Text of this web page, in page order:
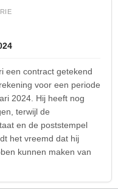
een contract getekend
voor een periode
2024. Hij heeft nog
terwijl de
en de poststempel
het vreemd dat hij
kunnen maken van